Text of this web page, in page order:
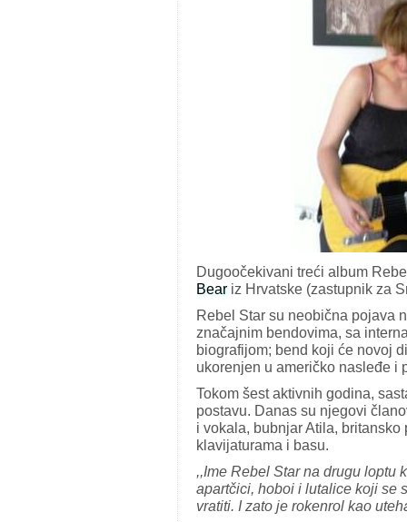
Dugoočekivani treći album
Beariz Hrvatske (zastupnik za
Rebel Star su neobična pojava
značajnim bendovima, sa
biografijom; bend koji će novoj
ukorenjen u američko nasleđe i
Tokom šest aktivnih godina,
postavu. Danas su njegovi
i vokala, bubnjar Atila,
klavijaturama i basu.
,,Ime Rebel Star na drugu loptu
apartčici, hoboi i lutalice koji se
vratiti. I zato je rokenrol kao